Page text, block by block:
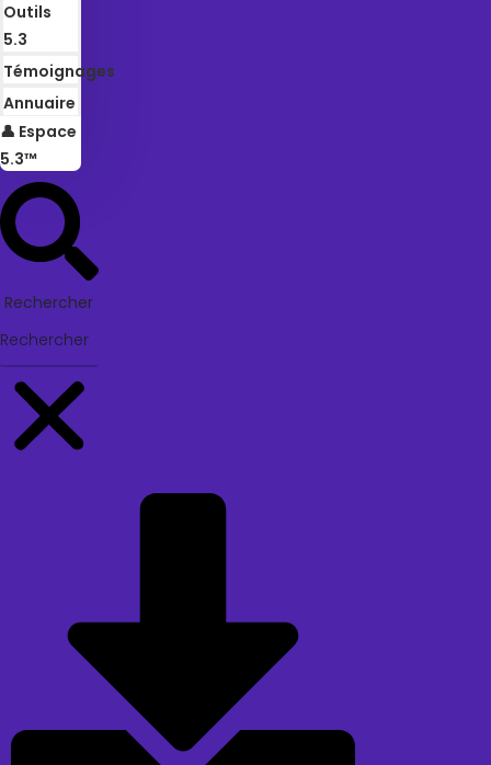
Outils
5.3
Témoignages
Annuaire
👤 Espace
5.3™
Rechercher